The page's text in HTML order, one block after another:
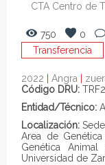
CTA Centro de
750
0
Transferencia
2022 Angra
Código DRU:
Entidad/Técnico:
Localización:
Area de
Genética
Universidad de